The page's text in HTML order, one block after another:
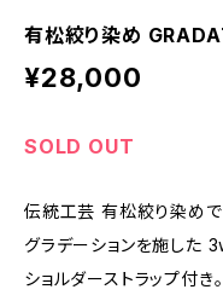
有松絞り染め
¥28,000
SOLD OUT
伝統工芸 有松絞り染めで
グラデーションを施した
ショルダーストラップ付き。